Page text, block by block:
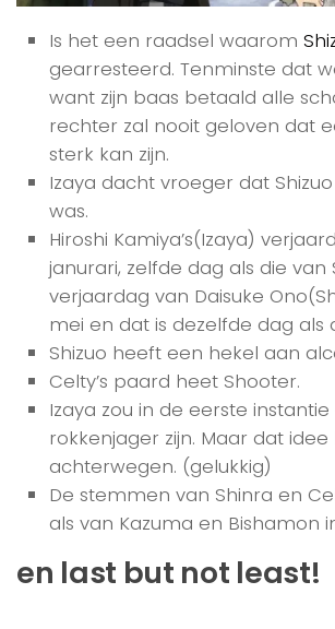
Is het een raadsel waarom
gearresteerd. Tenminste dat
want zijn baas betaald alle
rechter zal nooit geloven dat
sterk kan zijn.
Izaya dacht vroeger dat
was.
Hiroshi Kamiya’s(Izaya)
janurari, zelfde dag als die van
verjaardag van Daisuke
mei en dat is dezelfde dag als
Shizuo heeft een hekel aan
Celty’s paard heet Shooter.
Izaya zou in de eerste
rokkenjager zijn. Maar dat idee
achterwegen. (gelukkig)
De stemmen van Shinra en
als van Kazuma en Bishamon
en last but not least!